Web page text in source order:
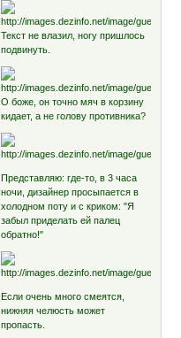
Текст не влазил, ногу пришлось
подвинуть.
О боже, он точно мяч в корзину
кидает, а не голову противника?
Представляю: где-то, в 3 часа
ночи, дизайнер просыпается в
холодном поту и с криком: "Я
забыл приделать ей палец
обратно!"
Если очень много смеятся,
нижняя челюсть может
пропасть.